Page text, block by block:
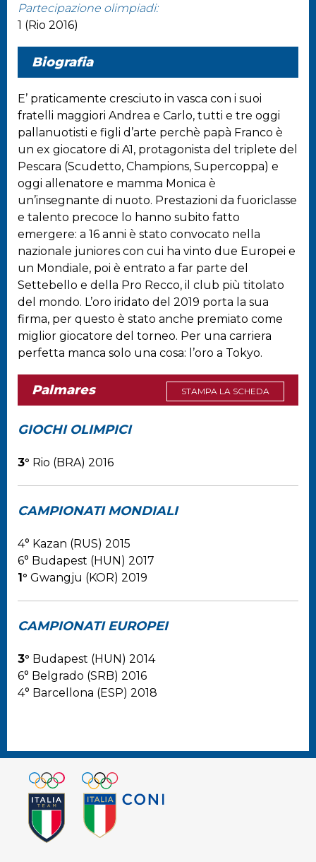
Partecipazione olimpiadi:
1 (Rio 2016)
Biografia
E’ praticamente cresciuto in vasca con i suoi
fratelli maggiori Andrea e Carlo, tutti e tre oggi
pallanuotisti e figli d’arte perchè papà Franco è
un ex giocatore di A1, protagonista del triplete del
Pescara (Scudetto, Champions, Supercoppa) e
oggi allenatore e mamma Monica è
un’insegnante di nuoto. Prestazioni da fuoriclasse
e talento precoce lo hanno subito fatto
emergere: a 16 anni è stato convocato nella
nazionale juniores con cui ha vinto due Europei e
un Mondiale, poi è entrato a far parte del
Settebello e della Pro Recco, il club più titolato
del mondo. L’oro iridato del 2019 porta la sua
firma, per questo è stato anche premiato come
miglior giocatore del torneo. Per una carriera
perfetta manca solo una cosa: l’oro a Tokyo.
Palmares STAMPA LA SCHEDA
GIOCHI OLIMPICI
3° Rio (BRA) 2016
CAMPIONATI MONDIALI
4° Kazan (RUS) 2015
6° Budapest (HUN) 2017
1° Gwangju (KOR) 2019
CAMPIONATI EUROPEI
3° Budapest (HUN) 2014
6° Belgrado (SRB) 2016
4° Barcellona (ESP) 2018